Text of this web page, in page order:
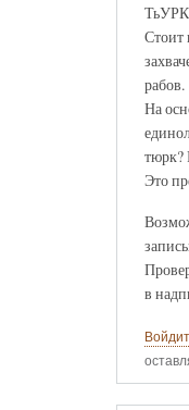
ТьУРК
Стоит
рабов.
На
тюрк?
Это
в